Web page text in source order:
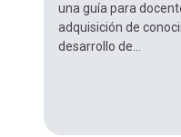
una guía para
adquisición de
desarrollo de...